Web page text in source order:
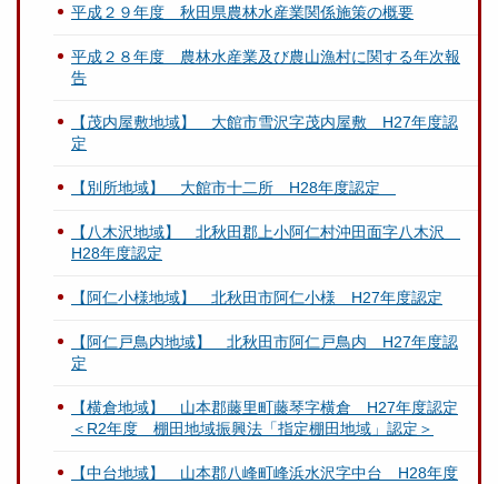
平成２９年度 秋田県農林水産業関係施策の概要
平成２８年度 農林水産業及び農山漁村に関する年次報
告
【茂内屋敷地域】 大館市雪沢字茂内屋敷 H27年度認
定
【別所地域】 大館市十二所 H28年度認定
【八木沢地域】 北秋田郡上小阿仁村沖田面字八木沢
H28年度認定
【阿仁小様地域】 北秋田市阿仁小様 H27年度認定
【阿仁戸鳥内地域】 北秋田市阿仁戸鳥内 H27年度認
定
【横倉地域】 山本郡藤里町藤琴字横倉 H27年度認定
＜R2年度 棚田地域振興法「指定棚田地域」認定＞
【中台地域】 山本郡八峰町峰浜水沢字中台 H28年度